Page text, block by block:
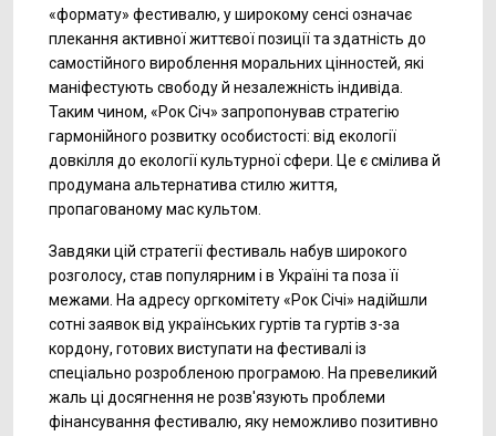
«формату» фестивалю, у широкому сенсі означає
плекання активної життєвої позиції та здатність до
самостійного вироблення моральних цінностей, які
маніфестують свободу й незалежність індивіда.
Таким чином, «Рок Січ» запропонував стратегію
гармонійного розвитку особистості: від екології
довкілля до екології культурної сфери. Це є смілива й
продумана альтернатива стилю життя,
пропагованому мас культом.
Завдяки цій стратегії фестиваль набув широкого
розголосу, став популярним і в Україні та поза її
межами. На адресу оргкомітету «Рок Січі» надійшли
сотні заявок від українських гуртів та гуртів з-за
кордону, готових виступати на фестивалі із
спеціально розробленою програмою. На превеликий
жаль ці досягнення не розв'язують проблеми
фінансування фестивалю, яку неможливо позитивно